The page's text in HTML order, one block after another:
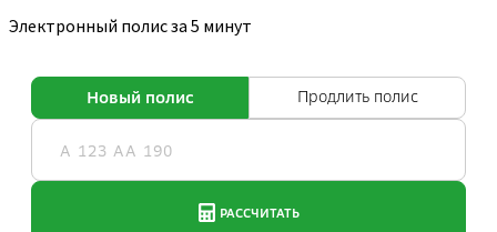
Электронный полис за 5 минут